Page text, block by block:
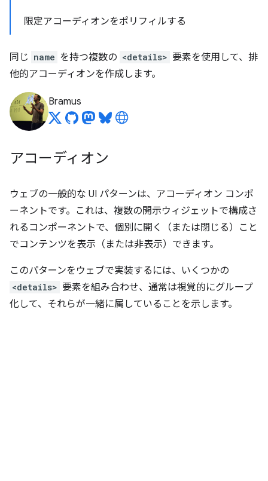
限定アコーディオンをポリフィルする
同じ name を持つ複数の <details> 要素を使用して、排
他的アコーディオンを作成します。
Bramus
アコーディオン
ウェブの一般的な UI パターンは、アコーディオン コンポ
ーネントです。これは、複数の開示ウィジェットで構成さ
れるコンポーネントで、個別に開く（または閉じる）こと
でコンテンツを表示（または非表示）できます。
このパターンをウェブで実装するには、いくつかの
<details> 要素を組み合わせ、通常は視覚的にグループ
化して、それらが一緒に属していることを示します。